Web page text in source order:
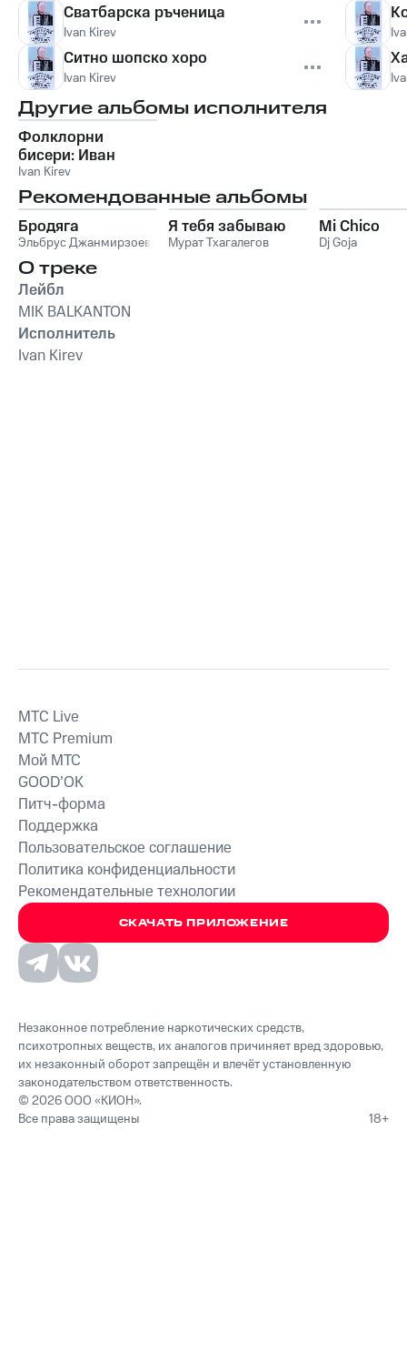
Сватбарска ръченица
Ivan Kirev
Ситно шопско хоро
Ivan Kirev
Другие альбомы исполнителя
Фолклорни
бисери: Иван
Кирев - акордеон
Ivan Kirev
Рекомендованные альбомы
Бродяга
Эльбрус Джанмирзоев
Я тебя забываю
Мурат Тхагалегов
Mi Chico
Dj Goja
О треке
Лейбл
MIK BALKANTON
Исполнитель
Ivan Kirev
СКАЧАТЬ ПРИЛОЖЕНИЕ
MTС Live
MTС Premium
Мой МТС
GOOD’OK
Питч-форма
Поддержка
Пользовательское соглашение
Политика конфиденциальности
Рекомендательные технологии
Незаконное потребление наркотических средств,
психотропных веществ, их аналогов причиняет вред здоровью,
их незаконный оборот запрещён и влечёт установленную
законодательством ответственность.
© 2026 ООО «КИОН».
Все права защищены
18+